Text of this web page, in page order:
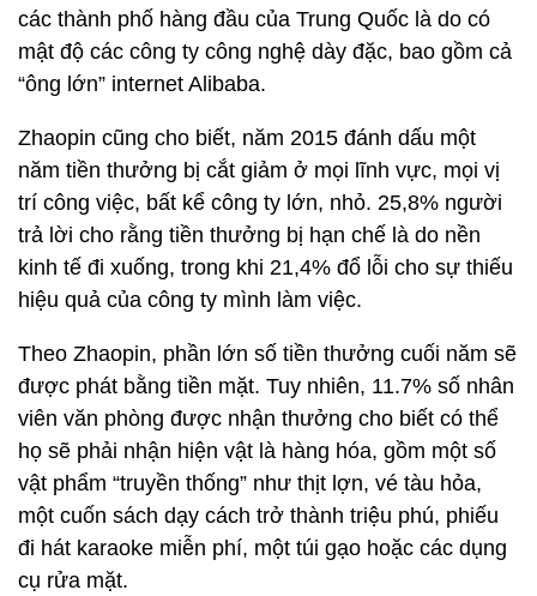
các thành phố hàng đầu của Trung Quốc là do có
mật độ các công ty công nghệ dày đặc, bao gồm cả
“ông lớn” internet Alibaba.
Zhaopin cũng cho biết, năm 2015 đánh dấu một
năm tiền thưởng bị cắt giảm ở mọi lĩnh vực, mọi vị
trí công việc, bất kể công ty lớn, nhỏ. 25,8% người
trả lời cho rằng tiền thưởng bị hạn chế là do nền
kinh tế đi xuống, trong khi 21,4% đổ lỗi cho sự thiếu
hiệu quả của công ty mình làm việc.
Theo Zhaopin, phần lớn số tiền thưởng cuối năm sẽ
được phát bằng tiền mặt. Tuy nhiên, 11.7% số nhân
viên văn phòng được nhận thưởng cho biết có thể
họ sẽ phải nhận hiện vật là hàng hóa, gồm một số
vật phẩm “truyền thống” như thịt lợn, vé tàu hỏa,
một cuốn sách dạy cách trở thành triệu phú, phiếu
đi hát karaoke miễn phí, một túi gạo hoặc các dụng
cụ rửa mặt.